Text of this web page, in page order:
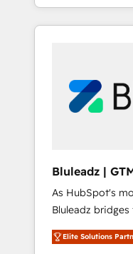
agents, and
Ongoing
portal? We are
を再設計します。 💡 100inc は何をする会
か？ HubSpotを
部・グループ会
ータと業務プロ
ら、GTMの見え
運用、データ品質
合に対応します。 2️⃣ AIエージェント組織構
営業・マーケティ
行する組織への
Bluleadz |
Implementation
As HubSpot's
Bluleadz
and execution. We don't just "set up tools" —
we install the
Elite Solutions